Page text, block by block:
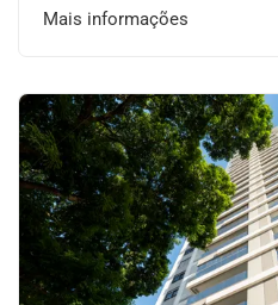
Mais informações